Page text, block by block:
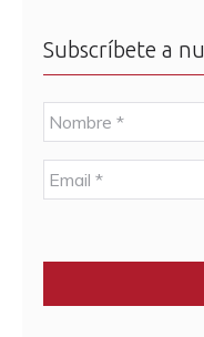
Subscríbete a
N
o
m
b
r
E
m
l